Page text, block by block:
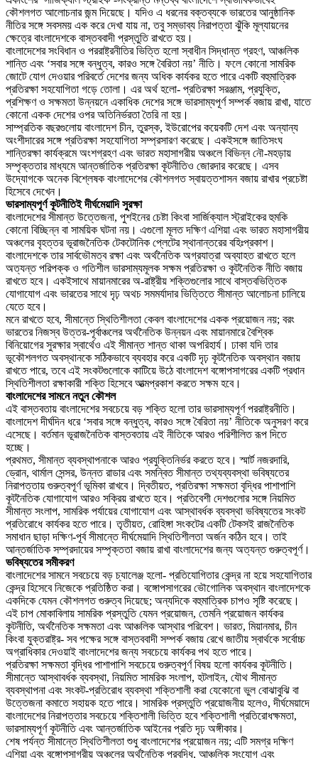
কৌশলগত আলোচনার জন্ম দিয়েছে। যদিও এ ধরনের বক্তব্যকে ভারতের আনুষ্ঠানিক
নীতির সঙ্গে সবসময় এক করে দেখা যায় না, তবু সম্ভাব্য নিরাপত্তা ঝুঁকি মূল্যায়নের
ক্ষেত্রে বাংলাদেশকে বাস্তববাদী প্রস্তুতি রাখতে হয়।
বাংলাদেশের সংবিধান ও পররাষ্ট্রনীতির ভিত্তি হলো স্বাধীন সিদ্ধান্ত গ্রহণ, আঞ্চলিক
শান্তি এবং ‘সবার সঙ্গে বন্ধুত্ব, কারও সঙ্গে বৈরিতা নয়’ নীতি। ফলে কোনো সামরিক
জোটে যোগ দেওয়ার পরিবর্তে দেশের জন্য অধিক কার্যকর হতে পারে একটি বহুমাত্রিক
প্রতিরক্ষা সহযোগিতা গড়ে তোলা। এর অর্থ হলো- প্রতিরক্ষা সরঞ্জাম, প্রযুক্তি,
প্রশিক্ষণ ও সক্ষমতা উন্নয়নে একাধিক দেশের সঙ্গে ভারসাম্যপূর্ণ সম্পর্ক বজায় রাখা, যাতে
কোনো একক দেশের ওপর অতিনির্ভরতা তৈরি না হয়।
সাম্প্রতিক বছরগুলোয় বাংলাদেশ চীন, তুরস্ক, ইউরোপের কয়েকটি দেশ এবং অন্যান্য
অংশীদারের সঙ্গে প্রতিরক্ষা সহযোগিতা সম্প্রসারণ করেছে। একইসঙ্গে জাতিসংঘ
শান্তিরক্ষা কার্যক্রমে অংশগ্রহণ এবং ভারত মহাসাগরীয় অঞ্চলে বিভিন্ন নৌ-মহড়ায়
সম্পৃক্ততার মাধ্যমে আন্তর্জাতিক প্রতিরক্ষা কূটনীতিও জোরদার করেছে। এসব
উদ্যোগকে অনেক বিশ্লেষক বাংলাদেশের কৌশলগত স্বায়ত্তশাসন বজায় রাখার প্রচেষ্টা
হিসেবে দেখেন।
ভারসাম্যপূর্ণ কূটনীতিই দীর্ঘমেয়াদি সুরক্ষা
বাংলাদেশের সীমান্ত উত্তেজনা, পুশইনের চেষ্টা কিংবা সার্জিক্যাল স্ট্রাইকের হুমকি
কোনো বিচ্ছিন্ন বা সাময়িক ঘটনা নয়। এগুলো মূলত দক্ষিণ এশিয়া এবং ভারত মহাসাগরীয়
অঞ্চলের বৃহত্তর ভূরাজনৈতিক টেকটোনিক প্লেটের স্থানান্তরের বহিঃপ্রকাশ।
বাংলাদেশকে তার সার্বভৌমত্ব রক্ষা এবং অর্থনৈতিক অগ্রযাত্রা অব্যাহত রাখতে হলে
অত্যন্ত পরিপক্ক ও গতিশীল ভারসাম্যমূলক সক্ষম প্রতিরক্ষা ও কূটনৈতিক নীতি বজায়
রাখতে হবে। একইসাথে মায়ানমারের অ-রাষ্ট্রীয় শক্তিগুলোর সাথে বাস্তবভিত্তিক
যোগাযোগ এবং ভারতের সাথে দৃঢ় অথচ সমমর্যাদার ভিত্তিতে সীমান্ত আলোচনা চালিয়ে
যেতে হবে।
মনে রাখতে হবে, সীমান্তে স্থিতিশীলতা কেবল বাংলাদেশের একক প্রয়োজন নয়; বরং
ভারতের নিজস্ব উত্তর-পূর্বাঞ্চলের অর্থনৈতিক উন্নয়ন এবং মায়ানমারে বৈশ্বিক
বিনিয়োগের সুরক্ষার স্বার্থেও এই সীমান্ত শান্ত থাকা অপরিহার্য। ঢাকা যদি তার
ভূকৌশলগত অবস্থানকে সঠিকভাবে ব্যবহার করে একটি দৃঢ় কূটনৈতিক অবস্থান বজায়
রাখতে পারে, তবে এই সংকটগুলোকে কাটিয়ে উঠে বাংলাদেশ বঙ্গোপসাগরের একটি প্রধান
স্থিতিশীলতা রক্ষাকারী শক্তি হিসেবে আত্মপ্রকাশ করতে সক্ষম হবে।
বাংলাদেশের সামনে নতুন কৌশল
এই বাস্তবতায় বাংলাদেশের সবচেয়ে বড় শক্তি হলো তার ভারসাম্যপূর্ণ পররাষ্ট্রনীতি।
বাংলাদেশ দীর্ঘদিন ধরে ‘সবার সঙ্গে বন্ধুত্ব, কারও সঙ্গে বৈরিতা নয়’ নীতিকে অনুসরণ করে
এসেছে। বর্তমান ভূরাজনৈতিক বাস্তবতায় এই নীতিকে আরও পরিশীলিত রূপ দিতে
হচ্ছে।
প্রথমত, সীমান্ত ব্যবস্থাপনাকে আরও প্রযুক্তিনির্ভর করতে হবে। স্মার্ট নজরদারি,
ড্রোন, থার্মাল সেন্সর, উন্নত রাডার এবং সমন্বিত সীমান্ত তথ্যব্যবস্থা ভবিষ্যতের
নিরাপত্তায় গুরুত্বপূর্ণ ভূমিকা রাখবে। দ্বিতীয়ত, প্রতিরক্ষা সক্ষমতা বৃদ্ধির পাশাপাশি
কূটনৈতিক যোগাযোগ আরও সক্রিয় রাখতে হবে। প্রতিবেশী দেশগুলোর সঙ্গে নিয়মিত
সীমান্ত সংলাপ, সামরিক পর্যায়ের যোগাযোগ এবং আস্থাবর্ধক ব্যবস্থা ভবিষ্যতের সংকট
প্রতিরোধে কার্যকর হতে পারে। তৃতীয়ত, রোহিঙ্গা সংকটের একটি টেকসই রাজনৈতিক
সমাধান ছাড়া দক্ষিণ-পূর্ব সীমান্তে দীর্ঘমেয়াদি স্থিতিশীলতা অর্জন কঠিন হবে। তাই
আন্তর্জাতিক সম্প্রদায়ের সম্পৃক্ততা বজায় রাখা বাংলাদেশের জন্য অত্যন্ত গুরুত্বপূর্ণ।
ভবিষ্যতের সমীকরণ
বাংলাদেশের সামনে সবচেয়ে বড় চ্যালেঞ্জ হলো- প্রতিযোগিতার কেন্দ্র না হয়ে সহযোগিতার
কেন্দ্র হিসেবে নিজেকে প্রতিষ্ঠিত করা। বঙ্গোপসাগরের ভৌগোলিক অবস্থান বাংলাদেশকে
একদিকে যেমন কৌশলগত গুরুত্ব দিয়েছে; অন্যদিকে বহুমাত্রিক চাপও সৃষ্টি করেছে।
এই চাপ মোকাবিলায় সামরিক প্রস্তুতি যেমন প্রয়োজন, তেমনি প্রয়োজন কার্যকর
কূটনীতি, অর্থনৈতিক সক্ষমতা এবং আঞ্চলিক আস্থার পরিবেশ। ভারত, মিয়ানমার, চীন
কিংবা যুক্তরাষ্ট্র- সব পক্ষের সঙ্গে বাস্তববাদী সম্পর্ক বজায় রেখে জাতীয় স্বার্থকে সর্বোচ্চ
অগ্রাধিকার দেওয়াই বাংলাদেশের জন্য সবচেয়ে কার্যকর পথ হতে পারে।
প্রতিরক্ষা সক্ষমতা বৃদ্ধির পাশাপাশি সবচেয়ে গুরুত্বপূর্ণ বিষয় হলো কার্যকর কূটনীতি।
সীমান্তে আস্থাবর্ধক ব্যবস্থা, নিয়মিত সামরিক সংলাপ, হটলাইন, যৌথ সীমান্ত
ব্যবস্থাপনা এবং সংকট-প্রতিরোধ ব্যবস্থা শক্তিশালী করা যেকোনো ভুল বোঝাবুঝি বা
উত্তেজনা কমাতে সহায়ক হতে পারে। সামরিক প্রস্তুতি প্রয়োজনীয় হলেও, দীর্ঘমেয়াদে
বাংলাদেশের নিরাপত্তার সবচেয়ে শক্তিশালী ভিত্তি হবে শক্তিশালী প্রতিরোধক্ষমতা,
ভারসাম্যপূর্ণ কূটনীতি এবং আন্তর্জাতিক আইনের প্রতি দৃঢ় অঙ্গীকার।
শেষ পর্যন্ত সীমান্তে স্থিতিশীলতা শুধু বাংলাদেশের প্রয়োজন নয়; এটি সমগ্র দক্ষিণ
এশিয়া এবং বঙ্গোপসাগরীয় অঞ্চলের অর্থনৈতিক প্রবৃদ্ধি, আঞ্চলিক সংযোগ এবং